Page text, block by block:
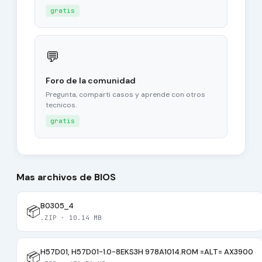
gratis
💬
Foro de la comunidad
Pregunta, comparti casos y aprende con otros
tecnicos.
gratis
Mas archivos de BIOS
📦B0305_4
.ZIP · 10.14 MB
📦H57D01, H57D01-1.0-8EKS3H 978A1014.ROM =ALT= AX3900